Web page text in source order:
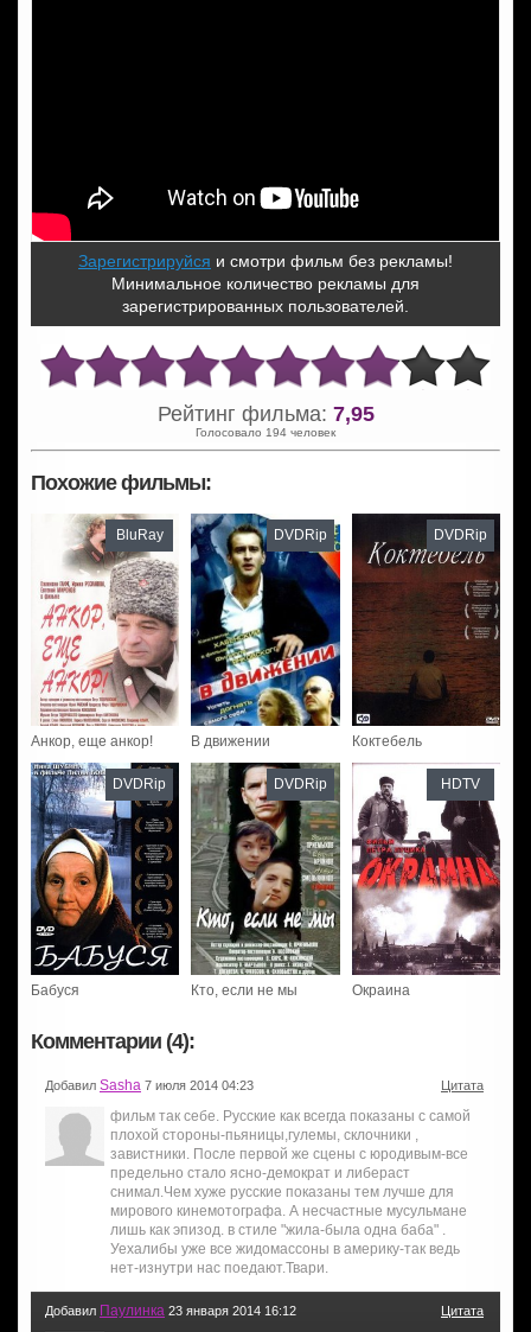
Зарегистрируйся и смотри фильм без рекламы!
Минимальное количество рекламы для
зарегистрированных пользователей.
Рейтинг фильма: 7,95
Голосовало 194 человек
Похожие фильмы:
Анкор, еще анкор!
BluRay
В движении
DVDRip
Коктебель
DVDRip
Бабуся
DVDRip
Кто, если не мы
DVDRip
Окраина
HDTV
Комментарии (4):
Добавил Sasha 7 июля 2014 04:23 Цитата
фильм так себе. Русские как всегда показаны с самой
плохой стороны-пьяницы,гулемы, склочники ,
завистники. После первой же сцены с юродивым-все
предельно стало ясно-демократ и либераст
снимал.Чем хуже русские показаны тем лучше для
мирового кинемотографа. А несчастные мусульмане
лишь как эпизод. в стиле "жила-была одна баба" .
Уехалибы уже все жидомассоны в америку-так ведь
нет-изнутри нас поедают.Твари.
Добавил Паулинка 23 января 2014 16:12 Цитата